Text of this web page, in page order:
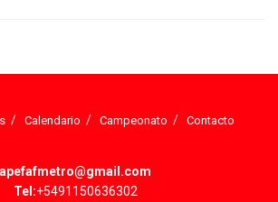
Calendario Campeonato Contacto
apefafmetro@gmail.com
Tel:+5491150636302